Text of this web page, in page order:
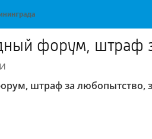
форум, штраф
штраф за любопытство,